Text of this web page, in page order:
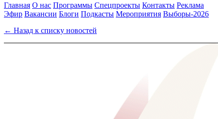
Главная О нас Программы Спецпроекты Контакты Реклама
Эфир Вакансии Блоги Подкасты Мероприятия Выборы-2026
← Назад к списку новостей